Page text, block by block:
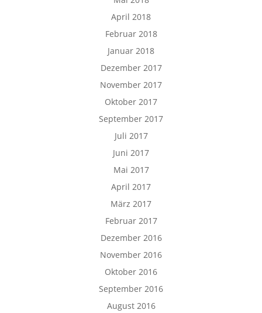
April 2018
Februar 2018
Januar 2018
Dezember 2017
November 2017
Oktober 2017
September 2017
Juli 2017
Juni 2017
Mai 2017
April 2017
März 2017
Februar 2017
Dezember 2016
November 2016
Oktober 2016
September 2016
August 2016